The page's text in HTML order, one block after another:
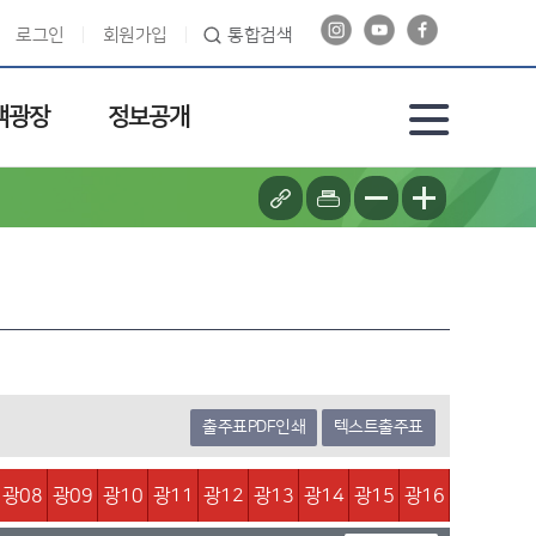
로그인 회원가입 통합검색
광장 정보공개
출주표PDF인쇄 텍스트출주표
광08 광09 광10 광11 광12 광13 광14 광15 광16